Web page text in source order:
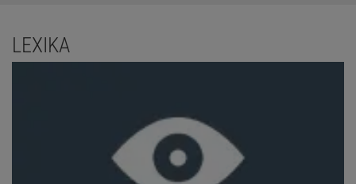
LEXIKA